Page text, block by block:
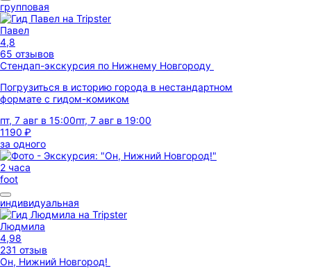
групповая
Павел
4,8
65 отзывов
Стендап-экскурсия по Нижнему Новгороду
Погрузиться в историю города в нестандартном
формате с гидом-комиком
пт, 7 авг в 15:00пт, 7 авг в 19:00
1190 ₽
за одного
2 часа
foot
индивидуальная
Людмила
4,98
231 отзыв
Он, Нижний Новгород!